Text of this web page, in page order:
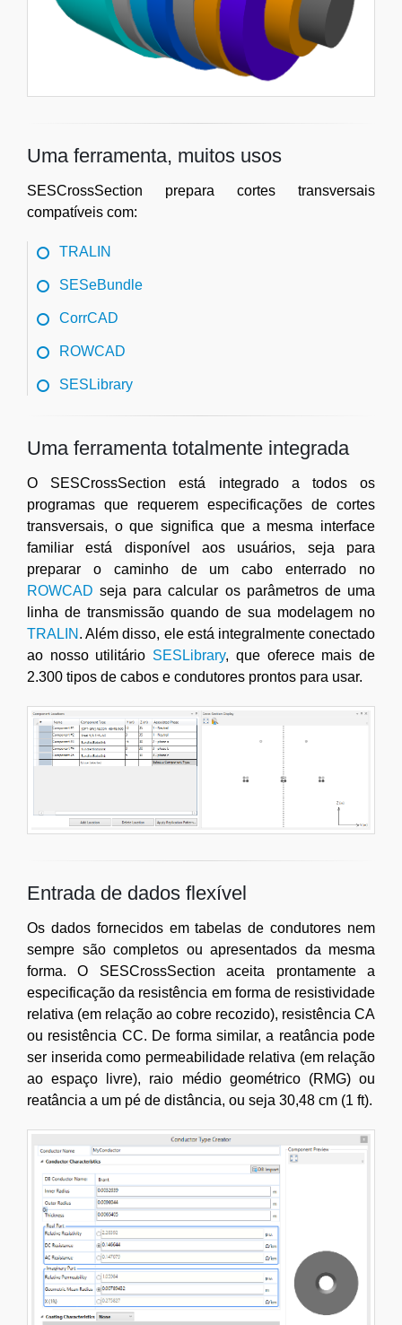
Uma ferramenta, muitos usos
SESCrossSection prepara cortes transversais
compatíveis com:
TRALIN
SESeBundle
CorrCAD
ROWCAD
SESLibrary
Uma ferramenta totalmente integrada
O SESCrossSection está integrado a todos os
programas que requerem especificações de cortes
transversais, o que significa que a mesma interface
familiar está disponível aos usuários, seja para
preparar o caminho de um cabo enterrado no
ROWCAD seja para calcular os parâmetros de uma
linha de transmissão quando de sua modelagem no
TRALIN . Além disso, ele está integralmente conectado
ao nosso utilitário SESLibrary, que oferece mais de
2.300 tipos de cabos e condutores prontos para usar.
Entrada de dados flexível
Os dados fornecidos em tabelas de condutores nem
sempre são completos ou apresentados da mesma
forma. O SESCrossSection aceita prontamente a
especificação da resistência em forma de resistividade
relativa (em relação ao cobre recozido), resistência CA
ou resistência CC. De forma similar, a reatância pode
ser inserida como permeabilidade relativa (em relação
ao espaço livre), raio médio geométrico (RMG) ou
reatância a um pé de distância, ou seja 30,48 cm (1 ft).